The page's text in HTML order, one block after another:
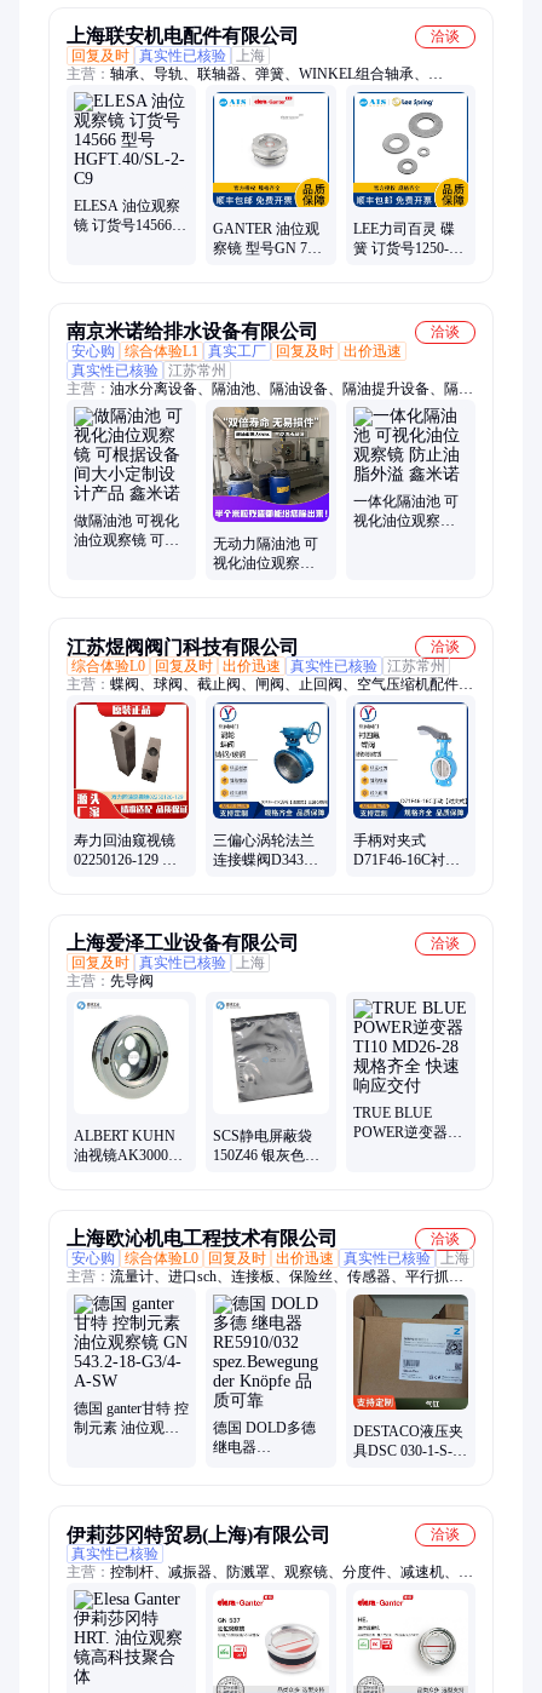
上海联安机电配件有限公司
洽谈
回复及时 真实性已核验
上海
主营： 轴承、导轨、联轴器、弹簧、WINKEL组合轴承、
GUTEKUNST弹簧、手轮、铰链、脚轮、FLURO关节轴承
ELESA 油位观察
镜 订货号14566
GANTER 油位观
察镜 型号GN 744-
LEE力司百灵 碟
簧 订货号1250-
南京米诺给排水设备有限公司
洽谈
安心购
综合体验L1 真实工厂 回复及时 出价迅速
真实性已核验 江苏常州
主营： 油水分离设备、隔油池、隔油设备、隔油提升设备、隔油
提升一体化设备、油水分离器、餐饮油水分离器、隔油器、餐饮
隔油池、餐饮隔油提升设备、厨房油水分离器、厨房隔油池、厨
房隔油提升设备、污水提升器、污水提升设备、不锈钢水箱、消
防水箱、消防气压罐、全自动油水分离器、全自动餐饮隔油池、
不锈钢隔油池、地埋式隔油池
做隔油池 可视化
油位观察镜 可根
无动力隔油池 可
视化油位观察镜
一体化隔油池 可
视化油位观察镜
江苏煜阀阀门科技有限公司
洽谈
综合体验L0
回复及时 出价迅速 真实性已核验 江苏常州
主营： 蝶阀、球阀、截止阀、闸阀、止回阀、空气压缩机配件、
水力控制阀、疏水阀、过滤器电磁阀、调节阀、莱斯LESER安全
阀、压缩机控制阀维修包、进气阀组、压力传感器、空压机储气
罐、排水器、排气阀、减压阀、针型阀、空气滤芯、温控阀、温
度传感器、旋塞阀、安全阀
寿力回油窥视镜
02250126-129 螺
三偏心涡轮法兰
连接蝶阀D343H-
手柄对夹式
D71F46-16C衬四
上海爱泽工业设备有限公司
洽谈
回复及时 真实性已核验
上海
主营： 先导阀
ALBERT KUHN
油视镜AK300021
SCS静电屏蔽袋
150Z46 银灰色可
TRUE BLUE
POWER逆变器
上海欧沁机电工程技术有限公司
洽谈
安心购
综合体验L0 回复及时 出价迅速 真实性已核验
上海
主营： 流量计、进口sch、连接板、保险丝、传感器、平行抓
手、轴承电机、密封垫圈、旋转把手、抓手夹具、旋转气缸、套
筒滤芯、电机控制器、锯片夹紧钳、防坠器拉杆、不锈钢接头、
夹具联轴器、手动快换hwr、电缆电磁阀、自动快换wwr、扁平
回转摆缸、发光元件转接器、摆缸导轨钳制器、同步带衬套卡
盘、气动导轨钳制器
德国 ganter甘特 控
制元素 油位观察
德国 DOLD多德
继电器
DESTACO液压夹
具DSC 030-1-S-
伊莉莎冈特贸易(上海)有限公司
洽谈
真实性已核验
主营： 控制杆、减振器、防溅罩、观察镜、分度件、减速机、齿
轮箱、注油塞、侧盖板、传感器、旋转球、螺钉盖、万向节、输
送机、铝型材、球形扣、聚合体、转接头、夹紧臂、水平仪、导
轨夹、联轴器、钩形夹、调整件、构造管、止推垫